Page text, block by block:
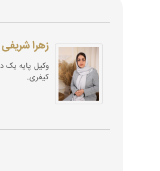
زهرا شریفی
کیفری.